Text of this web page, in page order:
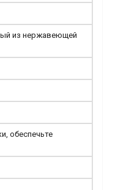
из нержавеющей
обеспечьте